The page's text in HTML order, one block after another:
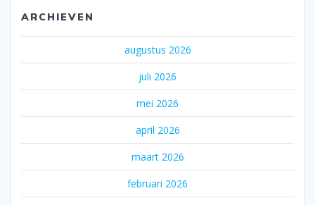
ARCHIEVEN
augustus 2026
juli 2026
mei 2026
april 2026
maart 2026
februari 2026